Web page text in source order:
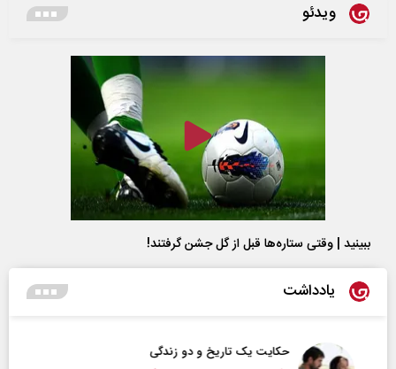
ویدئو
ببینید | وقتی ستاره‌ها قبل از گل جشن گرفتند!
یادداشت
حکایت یک تاریخ و دو زندگی